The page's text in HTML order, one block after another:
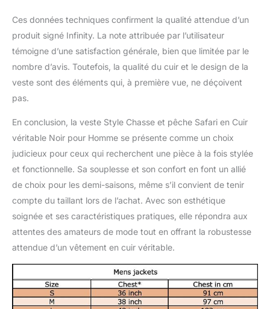
Ces données techniques confirment la qualité attendue d’un
produit signé Infinity. La note attribuée par l’utilisateur
témoigne d’une satisfaction générale, bien que limitée par le
nombre d’avis. Toutefois, la qualité du cuir et le design de la
veste sont des éléments qui, à première vue, ne déçoivent
pas.
En conclusion, la veste Style Chasse et pêche Safari en Cuir
véritable Noir pour Homme se présente comme un choix
judicieux pour ceux qui recherchent une pièce à la fois stylée
et fonctionnelle. Sa souplesse et son confort en font un allié
de choix pour les demi-saisons, même s’il convient de tenir
compte du taillant lors de l’achat. Avec son esthétique
soignée et ses caractéristiques pratiques, elle répondra aux
attentes des amateurs de mode tout en offrant la robustesse
attendue d’un vêtement en cuir véritable.